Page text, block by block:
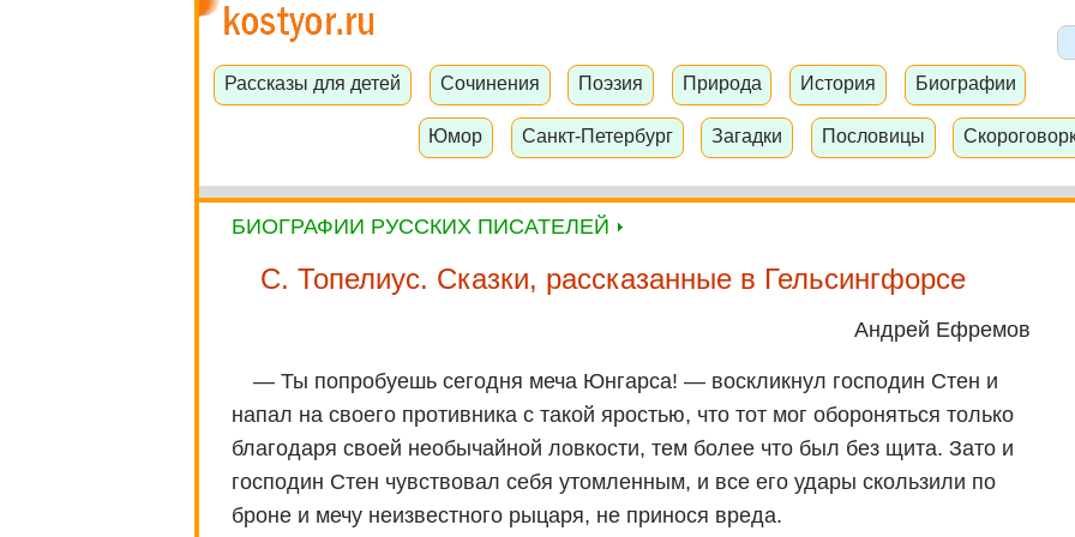
Рассказы для детей Сочинения Поэзия Природа История Биографии
Юмор Санкт-Петербург Загадки Пословицы
БИОГРАФИИ РУССКИХ ПИСАТЕЛЕЙ
С. Топелиус. Сказки, рассказанные в Гельсингфорсе
Андрей Ефремов
— Ты попробуешь сегодня меча Юнгарса! — воскликнул господин Стен и
напал на своего противника с такой яростью, что тот мог обороняться только
благодаря своей необычайной ловкости, тем более что был без щита. Зато и
господин Стен чувствовал себя утомленным, и все его удары скользили по
броне и мечу неизвестного рыцаря, не принося вреда.